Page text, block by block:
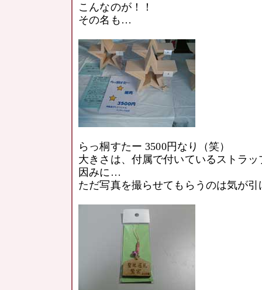
こんなのが！！
その名も…
らっ桐すたー 3500円なり（笑）
大きさは、付属で付いているストラ
因みに…
ただ写真を撮らせてもらうのは気が引